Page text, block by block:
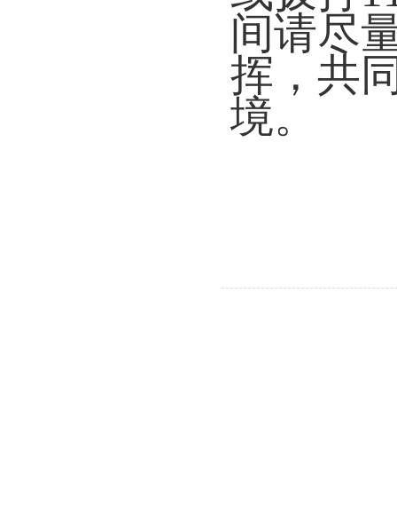
间请尽
挥，共
境。